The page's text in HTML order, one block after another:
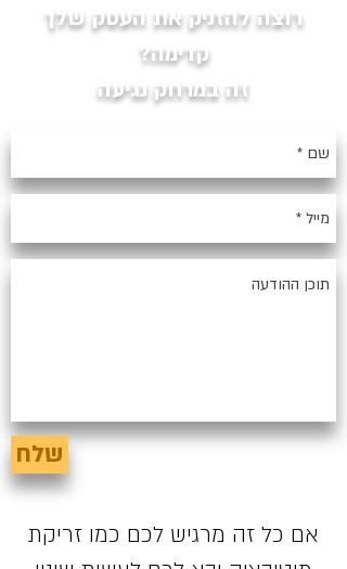
רוצה להזניק את העסק שלך
קדימה?
זה במרחק נגיעה
אם כל זה מרגיש לכם כמו זריקת
שלח